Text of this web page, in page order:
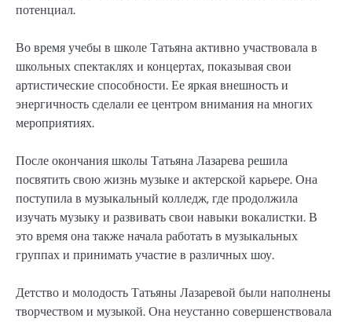
потенциал.
Во время учебы в школе Татьяна активно участвовала в
школьных спектаклях и концертах, показывая свои
артистические способности. Ее яркая внешность и
энергичность сделали ее центром внимания на многих
мероприятиях.
После окончания школы Татьяна Лазарева решила
посвятить свою жизнь музыке и актерской карьере. Она
поступила в музыкальный колледж, где продолжила
изучать музыку и развивать свои навыки вокалистки. В
это время она также начала работать в музыкальных
группах и принимать участие в различных шоу.
Детство и молодость Татьяны Лазаревой были наполнены
творчеством и музыкой. Она неустанно совершенствовала